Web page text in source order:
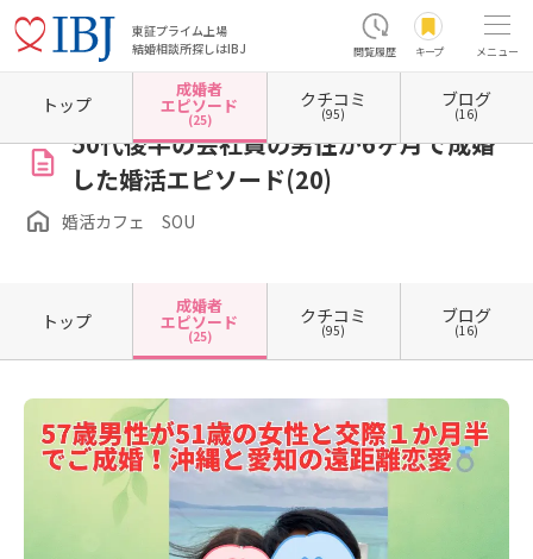
東証プライム上場
結婚相談所探しはIBJ
閲覧履歴 キープ メニュー
ホーム 沖縄県の結婚相談所 婚活カフェ SOU 成婚者エピソード一覧 成婚者エピソ
50代後半の会社員の男性が6ヶ月で成婚
した婚活エピソード(20)
婚活カフェ SOU
トップ
成婚者
エピソード
(25)
クチコミ
(95)
ブログ
(16)
トップ
成婚者
エピソード
(25)
クチコミ
(95)
ブログ
(16)